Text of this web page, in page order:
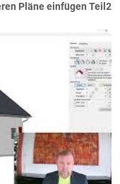
Pläne einfügen Teil2